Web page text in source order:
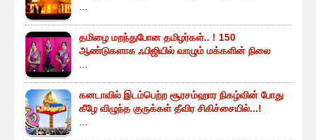
...
தமிழை மறந்துபோன தமிழர்கள்.. ! 150
ஆண்டுகளாக ஃபிஜியில் வாழும் மக்களின் நிலை
...
கனடாவில் இடம்பெற்ற சூரசம்ஹார நிகழ்வின் போது
கீழே விழுந்த குருக்கள் தீவிர சிகிச்சையில்...!
...